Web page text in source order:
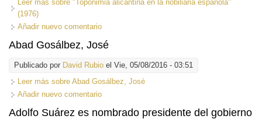
Leer más sobre "Toponimia alicantina en la nobiliaria española"
(1976)
Añadir nuevo comentario
Abad Gosálbez, José
Publicado por David Rubio el Vie, 05/08/2016 - 03:51
Leer más sobre Abad Gosálbez, José
Añadir nuevo comentario
Adolfo Suárez es nombrado presidente del gobierno